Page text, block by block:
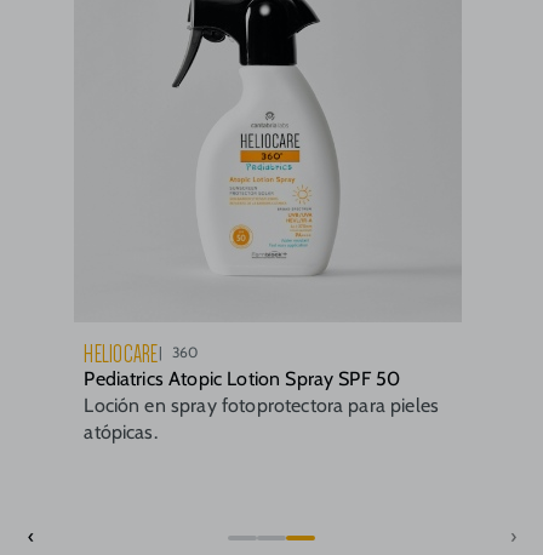
HELIOCARE 360
Pediatrics Atopic Lotion Spray SPF 50
Loción en spray fotoprotectora para pieles
atópicas.
‹ ›